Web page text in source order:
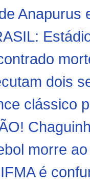
Anapurus
dois
clássico
morre
é